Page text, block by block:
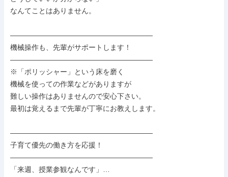
なんてことはありません。
――――――――――――――――――――
機械操作も、先輩がサポートします！
――――――――――――――――――――
※「ポリッシャー」という床を磨く
機械を使っての作業などがありますが
難しい操作はありませんので安心下さい。
最初は覚えるまで先輩が丁寧にお教えします。
――――――――――――――――――――
子育て優先の働き方を応援！
――――――――――――――――――――
「来週、授業参観なんです」…